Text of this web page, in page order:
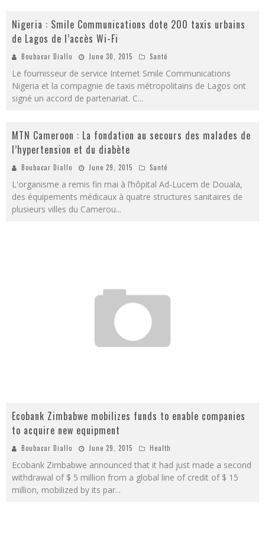
Nigeria : Smile Communications dote 200 taxis urbains
de Lagos de l’accès Wi-Fi
Boubacar Diallo June 30, 2015 Santé
Le fournisseur de service Internet Smile Communications
Nigeria et la compagnie de taxis métropolitains de Lagos ont
signé un accord de partenariat. C...
MTN Cameroon : La fondation au secours des malades de
l’hypertension et du diabète
Boubacar Diallo June 29, 2015 Santé
L'organisme a remis fin mai à l’hôpital Ad-Lucem de Douala,
des équipements médicaux à quatre structures sanitaires de
plusieurs villes du Camerou...
Ecobank Zimbabwe mobilizes funds to enable companies
to acquire new equipment
Boubacar Diallo June 29, 2015 Health
Ecobank Zimbabwe announced that it had just made a second
withdrawal of $ 5 million from a global line of credit of $ 15
million, mobilized by its par...